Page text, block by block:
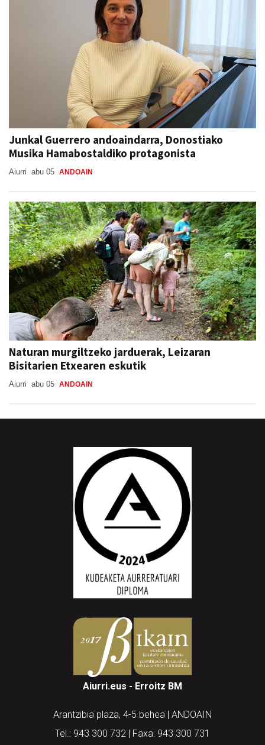
Junkal Guerrero andoaindarra, Donostiako
Musika Hamabostaldiko protagonista
Aiurri abu 05 ANDOAIN
Naturan murgiltzeko jarduerak, Leizaran
Bisitarien Etxearen eskutik
Aiurri abu 05 ANDOAIN
Aiurri.eus - Erroitz BM
Arantzibia plaza, 4-5 behea | ANDOAIN
Tel.: 943 300 732 | Faxa: 943 300 731